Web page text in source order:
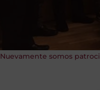
Nuevamente somos